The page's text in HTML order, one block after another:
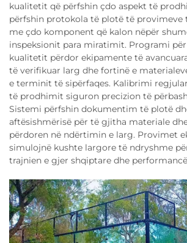
kualitetit që përfshin çdo aspekt të
përfshin protokola të plotë të provimeve
me çdo komponent që kalon nëpër
inspeksionit para miratimit. Programi
kualitetit përdor ekipamente të
të verifikuar larg dhe fortinë e
e terminit të sipërfaqes. Kalibrimi
të prodhimit siguron precizion të
Sistemi përfshin dokumentim të plotë
aftësishmërisë për të gjitha materiale
përdoren në ndërtimin e larg. Provimet
simulojnë kushte largore të ndryshme
trajnien e gjer shqiptare dhe